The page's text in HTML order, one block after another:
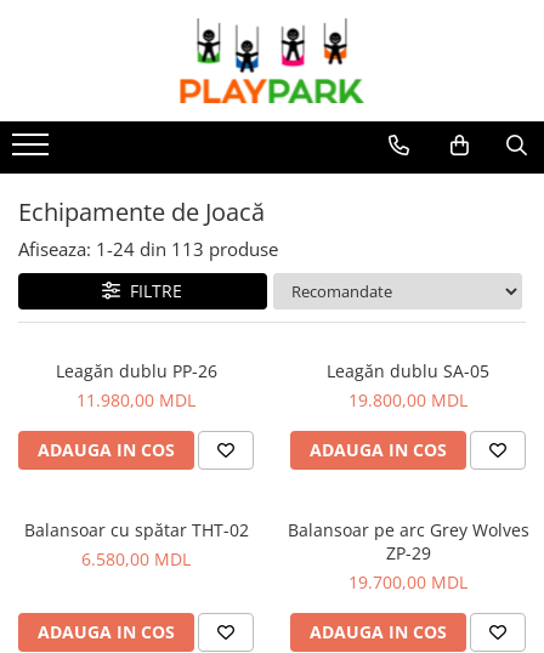
Complexe de Joacă
PREMIUM
WOOD (pentru casă și grădină)
Complexe de joacă Interior
Aparate fitness exterior
Aparate de forță FBarbell
Pentru terenuri sportive
Pentru săli de sport
Echipamente de Joacă
Leagăne de exterior pentru
copii
Balansoare
Figurine pe arc
Carusele
Tobogane pentru copii
Nisipiere pentru copii
Căsuțe de joacă
Mese și bănci pentru copii
Table pentru desen
Echipamente pentru grădinițe
Pavilioane pentru grădinițe
Accesorii / Componente
Leagăne suspendate pentru
copii
Tobogane din plastic
ACROBAȚIE - Inele /Frânghie
/Trapez
Accesorii de joacă
Elemente structurale
Echipamente de Joacă
Afiseaza: 1-24 din 113 produse
FILTRE
Leagăn dublu PP-26
11.980,00 MDL
ADAUGA IN COS
Leagăn dublu SA-05
19.800,00 MDL
ADAUGA IN COS
Balansoar cu spătar THT-02
6.580,00 MDL
ADAUGA IN COS
Balansoar pe arc Grey Wolves
ZP-29
19.700,00 MDL
ADAUGA IN COS